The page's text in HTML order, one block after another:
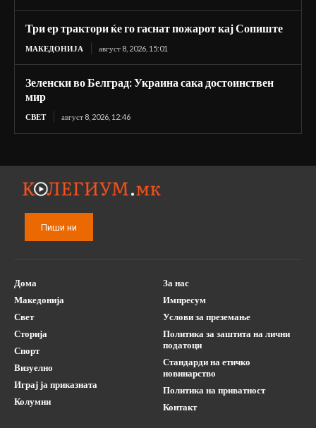
Три ер трактори ќе го гаснат пожарот кај Сопиште
МАКЕДОНИЈА август 8, 2026, 15:01
Зеленски во Белград: Украина сака достоинствен
мир
СВЕТ август 8, 2026, 12:46
Пиши ни
Дома
Македонија
Свет
Сторија
Спорт
Визуелно
Играј ја приказната
Колумни
За нас
Импресум
Услови за преземање
Политика за заштита на лични
податоци
Стандарди на етичко
новинарство
Политика на приватност
Контакт